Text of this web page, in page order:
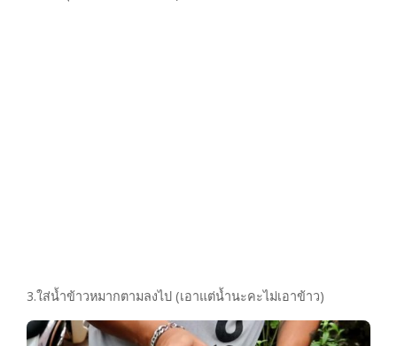
3.ใส่น้ำข้าวหมากตามลงไป (เอาแต่น้ำนะคะไม่เอาข้าว)